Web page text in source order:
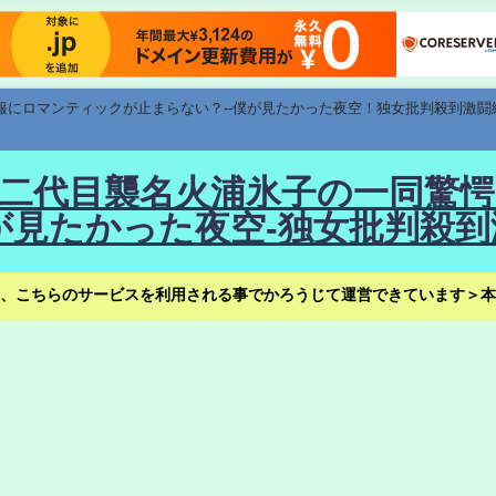
ロマンティックが止まらない？--僕が見たかった夜空！独女批判殺到激
代目襲名火浦氷子の一同驚
たかった夜空-独女批判殺
こちらのサービスを利用される事でかろうじて運営できています＞